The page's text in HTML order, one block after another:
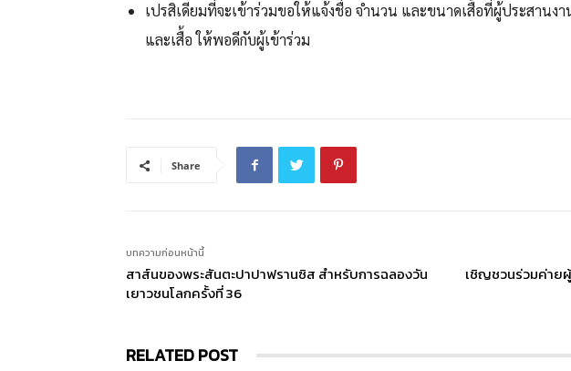
เปรสิเดียมที่จะเข้าร่วมขอให้แจ้งชื่อ จำนวน และขนาดเสื้อที่ผู้ประสานงา
และเสื้อ ให้พอดีกับผู้เข้าร่วม
Share
บทความก่อนหน้านี้
สาส์นของพระสันตะปาปาฟรานซิส สำหรับการฉลองวัน
เยาวชนโลกครั้งที่ 36
เชิญชวนร่วมค่าย
RELATED POST